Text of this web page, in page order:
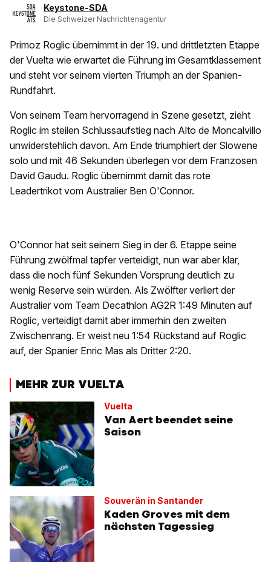
Keystone-SDA
Die Schweizer Nachrichtenagentur
Primoz Roglic übernimmt in der 19. und drittletzten Etappe
der Vuelta wie erwartet die Führung im Gesamtklassement
und steht vor seinem vierten Triumph an der Spanien-
Rundfahrt.
Von seinem Team hervorragend in Szene gesetzt, zieht
Roglic im steilen Schlussaufstieg nach Alto de Moncalvillo
unwiderstehlich davon. Am Ende triumphiert der Slowene
solo und mit 46 Sekunden überlegen vor dem Franzosen
David Gaudu. Roglic übernimmt damit das rote
Leadertrikot vom Australier Ben O'Connor.
O'Connor hat seit seinem Sieg in der 6. Etappe seine
Führung zwölfmal tapfer verteidigt, nun war aber klar,
dass die noch fünf Sekunden Vorsprung deutlich zu
wenig Reserve sein würden. Als Zwölfter verliert der
Australier vom Team Decathlon AG2R 1:49 Minuten auf
Roglic, verteidigt damit aber immerhin den zweiten
Zwischenrang. Er weist neu 1:54 Rückstand auf Roglic
auf, der Spanier Enric Mas als Dritter 2:20.
MEHR ZUR VUELTA
Vuelta
Van Aert beendet seine
Saison
Souverän in Santander
Kaden Groves mit dem
nächsten Tagessieg